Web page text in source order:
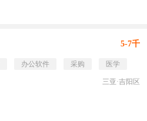
5-7千
办公软件 采购 医学
三亚·吉阳区